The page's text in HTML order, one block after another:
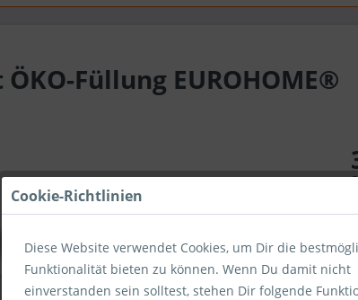
Füllung EUROHOME®
Cookie-Richtlinien
Diese Website verwendet Cookies, um Dir die
Funktionalität bieten zu können. Wenn Du damit nicht
einverstanden sein solltest, stehen Dir folgende